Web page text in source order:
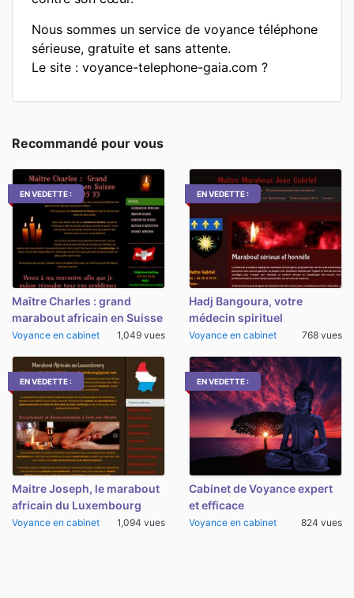
Nous sommes un service de voyance téléphone
sérieuse, gratuite et sans attente.
Le site : voyance-telephone-gaia.com ?
Recommandé pour vous
EN VEDETTE :
Maître Charles : grand
marabout africain en Suisse
Voyance en cabinet 1,049 vues
EN VEDETTE :
Hadj Bangoura, votre
médecin spirituel
Voyance en cabinet 768 vues
EN VEDETTE :
Maitre Joseph, le marabout
africain du Luxembourg
Voyance en cabinet 1,094 vues
EN VEDETTE :
Cabinet de Voyance expert
et efficace
Voyance en cabinet 824 vues